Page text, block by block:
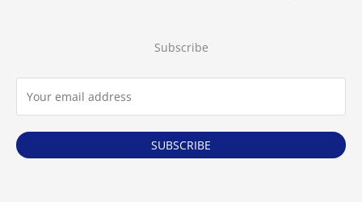
Subscribe
SUBSCRIBE